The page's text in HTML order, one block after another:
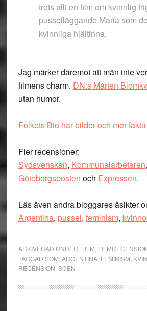
trots allt en film om kvinnlig
pusselläggande Maria som
kvinnliga hjältinna.
Jag märker däremot att män inte
filmens charm. DN:s Mårten
utan humor.
Folkets Bio har bilder och mer
Fler recensioner:
Sydsvenskan, Kommunalarbetaren,
Göteborgsposten och Expressen.
Läs även andra bloggares åsikter
Argentina, pussel, feminism,
ARKIVERAD UNDER: FILM
TAGGAD SOM:ARGENTINA, FEMINISM
RECENSION SCEN